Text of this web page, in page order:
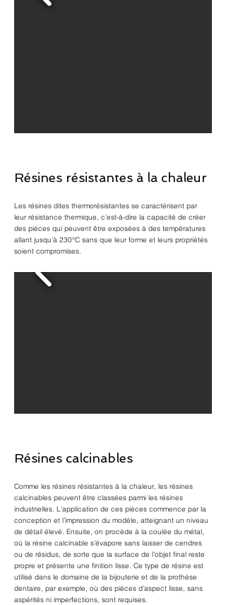
Résines résistantes à la chaleur
Les résines dites thermorésistantes se caractérisent par
leur résistance thermique, c’est-à-dire la capacité de créer
des pièces qui peuvent être exposées à des températures
allant jusqu’à 230°C sans que leur forme et leurs propriétés
soient compromises.
Résines calcinables
Comme les résines résistantes à la chaleur, les résines
calcinables peuvent être classées parmi les résines
industrielles. L’application de ces pièces commence par la
conception et l’impression du modèle, atteignant un niveau
de détail élevé. Ensuite, on procède à la coulée du métal,
où la résine calcinable s’évapore sans laisser de cendres
ou de résidus, de sorte que la surface de l’objet final reste
propre et présente une finition lisse. Ce type de résine est
utilisé dans le domaine de la bijouterie et de la prothèse
dentaire, par exemple, où des pièces d’aspect lisse, sans
aspérités ni imperfections, sont requises.